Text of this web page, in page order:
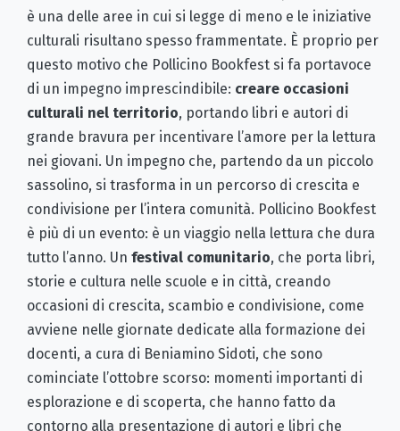
è una delle aree in cui si legge di meno e le iniziative
culturali risultano spesso frammentate. È proprio per
questo motivo che Pollicino Bookfest si fa portavoce
di un impegno imprescindibile: creare occasioni
culturali nel territorio, portando libri e autori di
grande bravura per incentivare l’amore per la lettura
nei giovani. Un impegno che, partendo da un piccolo
sassolino, si trasforma in un percorso di crescita e
condivisione per l’intera comunità. Pollicino Bookfest
è più di un evento: è un viaggio nella lettura che dura
tutto l’anno. Un festival comunitario, che porta libri,
storie e cultura nelle scuole e in città, creando
occasioni di crescita, scambio e condivisione, come
avviene nelle giornate dedicate alla formazione dei
docenti, a cura di Beniamino Sidoti, che sono
cominciate l’ottobre scorso: momenti importanti di
esplorazione e di scoperta, che hanno fatto da
contorno alla presentazione di autori e libri che